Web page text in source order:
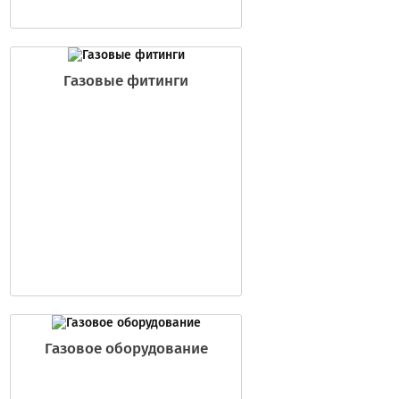
Газовые фитинги
Газовое оборудование